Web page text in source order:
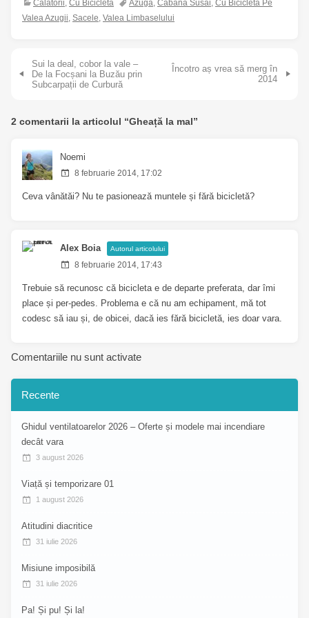
Călătorii Cu Bicicleta Azuga Cabana Susai Cu Bicicleta Pe
Valea Azugii Sacele Valea Limbaselului
Sui la deal, cobor la vale –
De la Focșani la Buzău prin
Subcarpații de Curbură
Încotro aș vrea să merg în
2014
2 comentarii la articolul “Gheață la mal”
Noemi
8 februarie 2014, 17:02
Ceva vânătăi? Nu te pasionează muntele și fără bicicletă?
Alex Boia Autorul articolului
8 februarie 2014, 17:43
Trebuie să recunosc că bicicleta e de departe preferata, dar îmi
place și per-pedes. Problema e că nu am echipament, mă tot
codesc să iau și, de obicei, dacă ies fără bicicletă, ies doar vara.
Comentariile nu sunt activate
Recente
Ghidul ventilatoarelor 2026 – Oferte și modele mai incendiare
decât vara
3 august 2026
Viață și temporizare 01
1 august 2026
Atitudini diacritice
31 iulie 2026
Misiune imposibilă
31 iulie 2026
Pa! Și pu! Și la!